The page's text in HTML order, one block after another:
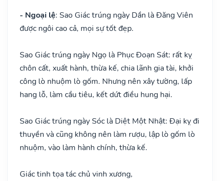
- Ngoại lệ: Sao Giác trúng ngày Dần là Đăng Viên
được ngôi cao cả, mọi sự tốt đẹp.
Sao Giác trúng ngày Ngọ là Phục Đoạn Sát: rất kỵ
chôn cất, xuất hành, thừa kế, chia lãnh gia tài, khởi
công lò nhuộm lò gốm. Nhưng nên xây tường, lấp
hang lỗ, làm cầu tiêu, kết dứt điều hung hại.
Sao Giác trúng ngày Sóc là Diệt Một Nhật: Đại kỵ đi
thuyền và cũng không nên làm rượu, lập lò gốm lò
nhuộm, vào làm hành chính, thừa kế.
Giác tinh tọa tác chủ vinh xương,